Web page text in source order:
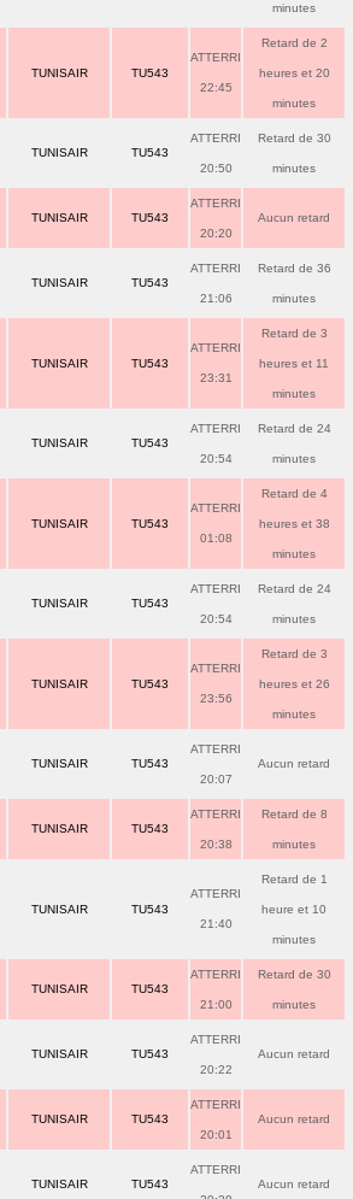
minutes
TUNISAIR TU543
ATTERRI
22:45
Retard de 2
heures et 20
minutes
TUNISAIR TU543
ATTERRI
20:50
Retard de 30
minutes
TUNISAIR TU543
ATTERRI
20:20
Aucun retard
TUNISAIR TU543
ATTERRI
21:06
Retard de 36
minutes
TUNISAIR TU543
ATTERRI
23:31
Retard de 3
heures et 11
minutes
TUNISAIR TU543
ATTERRI
20:54
Retard de 24
minutes
TUNISAIR TU543
ATTERRI
01:08
Retard de 4
heures et 38
minutes
TUNISAIR TU543
ATTERRI
20:54
Retard de 24
minutes
TUNISAIR TU543
ATTERRI
23:56
Retard de 3
heures et 26
minutes
TUNISAIR TU543
ATTERRI
20:07
Aucun retard
TUNISAIR TU543
ATTERRI
20:38
Retard de 8
minutes
TUNISAIR TU543
ATTERRI
21:40
Retard de 1
heure et 10
minutes
TUNISAIR TU543
ATTERRI
21:00
Retard de 30
minutes
TUNISAIR TU543
ATTERRI
20:22
Aucun retard
TUNISAIR TU543
ATTERRI
20:01
Aucun retard
TUNISAIR TU543
ATTERRI
Aucun retard